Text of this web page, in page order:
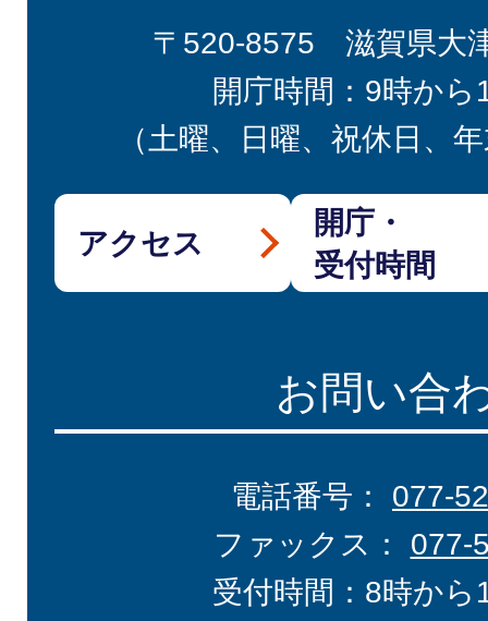
〒520-8575 滋賀県大
開庁時間：9時から
（土曜、日曜、祝休日、
アクセス
開庁・
受付時間
お問い合
電話番号： 077-
ファックス： 077-
受付時間：8時から